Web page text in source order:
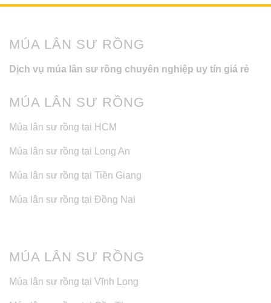
MÚA LÂN SƯ RỒNG
Dịch vụ múa lân sư rồng chuyên nghiệp uy tín giá rẻ
MÚA LÂN SƯ RỒNG
Múa lân sư rồng tại HCM
Múa lân sư rồng tại Long An
Múa lân sư rồng tại Tiền Giang
Múa lân sư rồng tại Đồng Nai
MÚA LÂN SƯ RỒNG
Múa lân sư rồng tại Vĩnh Long